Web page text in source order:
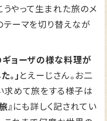
うやって生まれた旅のメ
ーマを切り替えなが
ギョーザの様な料理が
。」とえーじさん。お二
求めて旅をする様子は
』にも詳しく記されてい